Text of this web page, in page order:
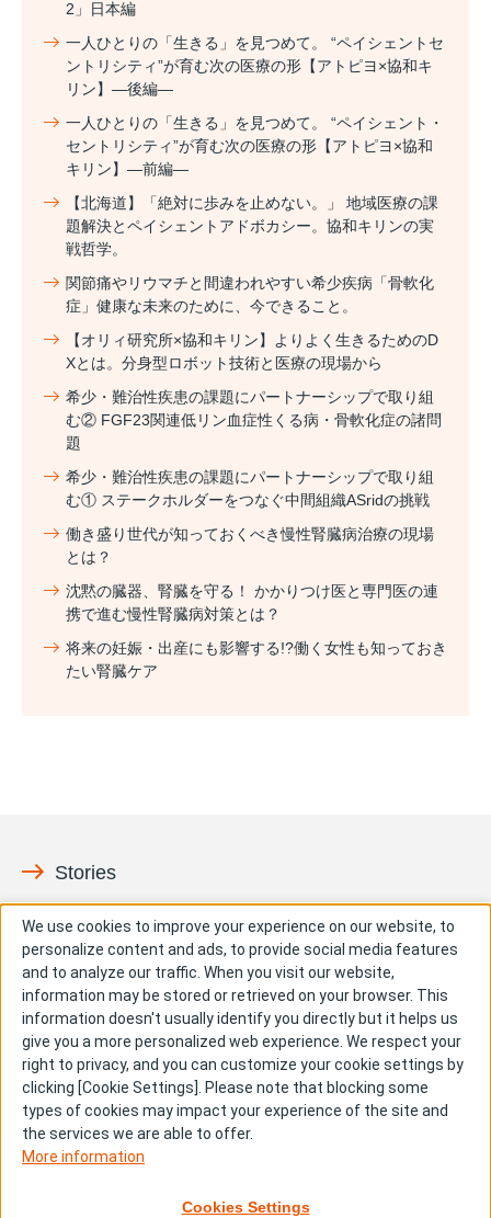
2」日本編
一人ひとりの「生きる」を見つめて。 “ペイシェントセ
ントリシティ”が育む次の医療の形【アトピヨ×協和キ
リン】―後編―
一人ひとりの「生きる」を見つめて。 “ペイシェント・
セントリシティ”が育む次の医療の形【アトピヨ×協和
キリン】―前編―
【北海道】「絶対に歩みを止めない。」 地域医療の課
題解決とペイシェントアドボカシー。協和キリンの実
戦哲学。
関節痛やリウマチと間違われやすい希少疾病「骨軟化
症」健康な未来のために、今できること。
【オリィ研究所×協和キリン】よりよく生きるためのD
Xとは。分身型ロボット技術と医療の現場から
希少・難治性疾患の課題にパートナーシップで取り組
む② FGF23関連低リン血症性くる病・骨軟化症の諸問
題
希少・難治性疾患の課題にパートナーシップで取り組
む① ステークホルダーをつなぐ中間組織ASridの挑戦
働き盛り世代が知っておくべき慢性腎臓病治療の現場
とは？
沈黙の臓器、腎臓を守る！ かかりつけ医と専門医の連
携で進む慢性腎臓病対策とは？
将来の妊娠・出産にも影響する!?働く女性も知っておき
たい腎臓ケア
Stories
ペイシェント イノベーション
社会との共有価値 People & Culture
We use cookies to improve your experience on our website, to
personalize content and ads, to provide social media features
and to analyze our traffic. When you visit our website,
information may be stored or retrieved on your browser. This
information doesn't usually identify you directly but it helps us
give you a more personalized web experience. We respect your
right to privacy, and you can customize your cookie settings by
clicking [Cookie Settings]. Please note that blocking some
types of cookies may impact your experience of the site and
the services we are able to offer.
More information
Cookies Settings